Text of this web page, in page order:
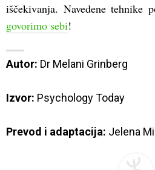
iščekivanja. Navedene tehnike
govorimo sebi!
Autor: Dr Melani Grinberg
Izvor: Psychology Today
Prevod i adaptacija: Jelena